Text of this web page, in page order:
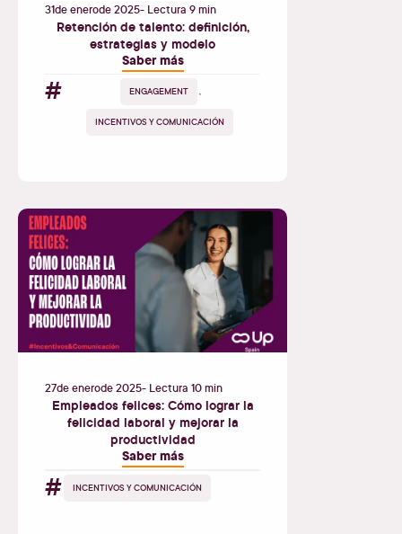
31deenerode2025- Lectura 9 min
Retención de talento: definición,
estrategias y modelo
Saber más
# ENGAGEMENT ,
INCENTIVOS Y COMUNICACIÓN
27deenerode2025- Lectura 10 min
Empleados felices: Cómo lograr la
felicidad laboral y mejorar la
productividad
Saber más
# INCENTIVOS Y COMUNICACIÓN